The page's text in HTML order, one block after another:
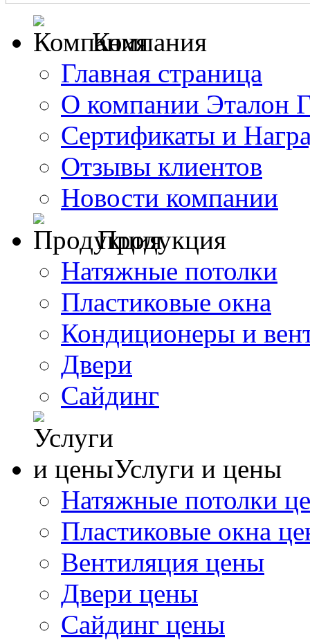
Компания
Главная страница
О компании Эталон
Сертификаты и
Отзывы клиентов
Новости компании
Продукция
Натяжные потолки
Пластиковые окна
Кондиционеры и
Двери
Сайдинг
Услуги и цены
Натяжные потолки
Пластиковые окна
Вентиляция цены
Двери цены
Сайдинг цены